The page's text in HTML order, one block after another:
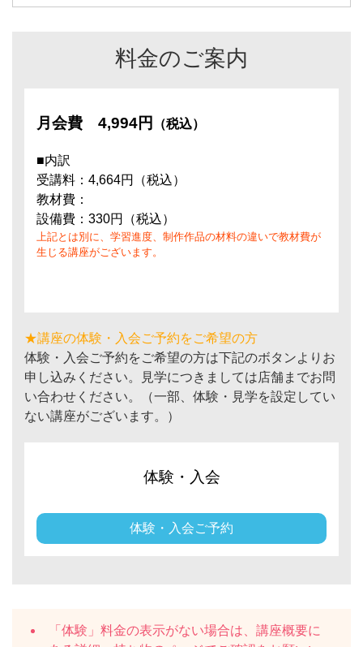
料金のご案内
月会費 4,994円 （税込）
■内訳
受講料：4,664円（税込）
教材費：
設備費：330円（税込）
上記とは別に、学習進度、制作作品の材料の違いで教材費が
生じる講座がございます。
★講座の体験・入会ご予約をご希望の方
体験・入会ご予約をご希望の方は下記のボタンよりお
申し込みください。見学につきましては店舗までお問
い合わせください。（一部、体験・見学を設定してい
ない講座がございます。）
体験・入会
体験・入会ご予約
「体験」料金の表示がない場合は、講座概要に